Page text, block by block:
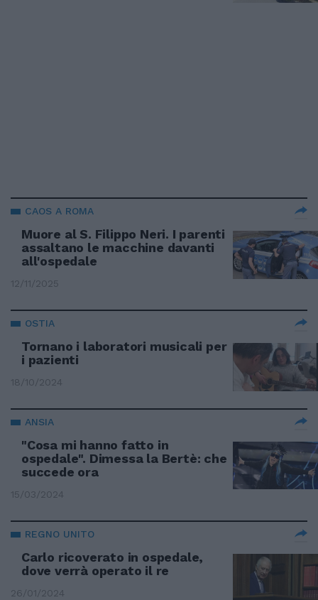
CAOS A ROMA
Muore al S. Filippo Neri. I parenti
assaltano le macchine davanti
all'ospedale
12/11/2025
OSTIA
Tornano i laboratori musicali per
i pazienti
18/10/2024
ANSIA
"Cosa mi hanno fatto in
ospedale". Dimessa la Bertè: che
succede ora
15/03/2024
REGNO UNITO
Carlo ricoverato in ospedale,
dove verrà operato il re
26/01/2024